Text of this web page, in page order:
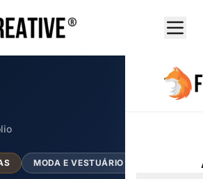
MODA E VESTUÁRIO